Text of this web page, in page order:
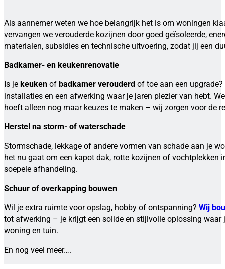
Als aannemer weten we hoe belangrijk het is om woningen
vervangen we verouderde kozijnen door goed geïsoleerde,
materialen, subsidies en technische uitvoering, zodat jij een
Badkamer- en keukenrenovatie
Is je keuken of badkamer verouderd of toe aan een
installaties en een afwerking waar je jaren plezier van hebt.
hoeft alleen nog maar keuzes te maken – wij zorgen voor de
Herstel na storm- of waterschade
Stormschade, lekkage of andere vormen van schade aan je
het nu gaat om een kapot dak, rotte kozijnen of vochtplekken
soepele afhandeling.
Schuur of overkapping bouwen
Wil je extra ruimte voor opslag, hobby of ontspanning? Wij
tot afwerking – je krijgt een solide en stijlvolle oplossing
woning en tuin.
En nog veel meer….